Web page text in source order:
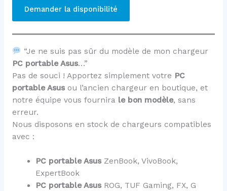
Demander la disponibilité
“Je ne suis pas sûr du modèle de mon chargeur
PC portable Asus…”
Pas de souci ! Apportez simplement votre PC
portable Asus ou l’ancien chargeur en boutique, et
notre équipe vous fournira le bon modèle, sans
erreur.
Nous disposons en stock de chargeurs compatibles
avec :
PC portable Asus ZenBook, VivoBook,
ExpertBook
PC portable Asus ROG, TUF Gaming, FX, G